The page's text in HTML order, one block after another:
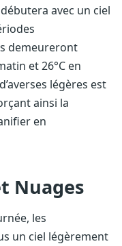
avec un ciel
demeureront
et 26°C en
légères est
ainsi la
en
Nuages
les
un ciel légèrement